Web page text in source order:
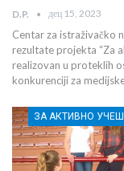
D.P. дец 15, 2023
Centar za istraživačko
rezultate projekta “Za
realizovan u proteklih
konkurenciji za